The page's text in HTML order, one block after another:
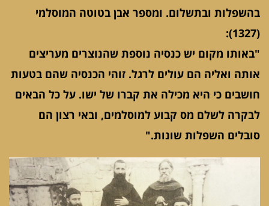
בהשפלות ובתשלום. ומספר אבן בטוטה המוסלמי
(1327):
"באותו מקום יש כנסיה נוספת שהנוצרים מעריצים
אותה ואליה הם עולים לרגל. זוהי הכנסיה שהם בטעות
חושבים כי היא מכילה את קברו של ישו. על כל הבאים
לבקרה לשלם מס קבוע למוסלמים, ובאי רצון הם
סובלים השפלות שונות."